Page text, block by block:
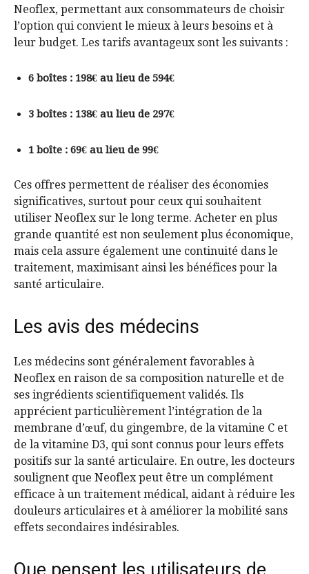
Neoflex, permettant aux consommateurs de choisir
l’option qui convient le mieux à leurs besoins et à
leur budget. Les tarifs avantageux sont les suivants :
6 boîtes : 198€ au lieu de 594€
3 boîtes : 138€ au lieu de 297€
1 boîte : 69€ au lieu de 99€
Ces offres permettent de réaliser des économies
significatives, surtout pour ceux qui souhaitent
utiliser Neoflex sur le long terme. Acheter en plus
grande quantité est non seulement plus économique,
mais cela assure également une continuité dans le
traitement, maximisant ainsi les bénéfices pour la
santé articulaire.
Les avis des médecins
Les médecins sont généralement favorables à
Neoflex en raison de sa composition naturelle et de
ses ingrédients scientifiquement validés. Ils
apprécient particulièrement l’intégration de la
membrane d’œuf, du gingembre, de la vitamine C et
de la vitamine D3, qui sont connus pour leurs effets
positifs sur la santé articulaire. En outre, les docteurs
soulignent que Neoflex peut être un complément
efficace à un traitement médical, aidant à réduire les
douleurs articulaires et à améliorer la mobilité sans
effets secondaires indésirables.